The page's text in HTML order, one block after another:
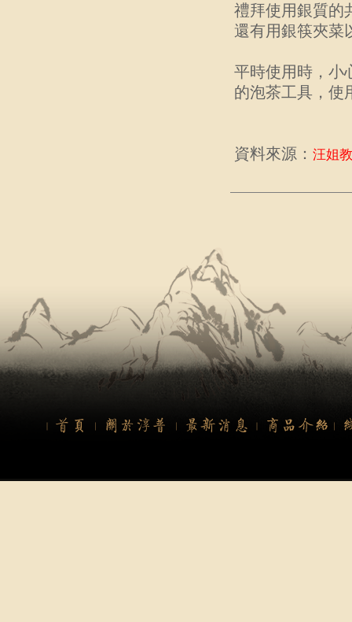
禮拜使用銀質的
還有用銀筷夾菜
平時使用時，小
的泡茶工具，使
資料來源： 汪姐